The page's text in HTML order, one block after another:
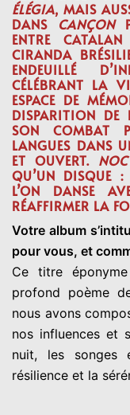
ÉLÉGIA, MAIS
DANS CANÇON
ENTRE
CIRANDA
ENDEUILLÉ
CÉLÉBRANT LA
ESPACE DE
DISPARITION DE
SON COMBAT
LANGUES DANS
ET OUVERT.
QU’UN DISQUE :
L’ON DANSE
RÉAFFIRMER LA
Votre album
pour vous, et
Ce titre
profond poème
nous avons
nos influences et
nuit, les songes
résilience et la